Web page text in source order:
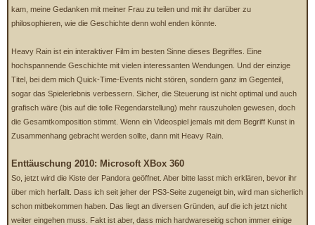
kam, meine Gedanken mit meiner Frau zu teilen und mit ihr darüber zu
philosophieren, wie die Geschichte denn wohl enden könnte.
Heavy Rain ist ein interaktiver Film im besten Sinne dieses Begriffes. Eine
hochspannende Geschichte mit vielen interessanten Wendungen. Und der einzige
Titel, bei dem mich Quick-Time-Events nicht stören, sondern ganz im Gegenteil,
sogar das Spielerlebnis verbessern. Sicher, die Steuerung ist nicht optimal und auch
grafisch wäre (bis auf die tolle Regendarstellung) mehr rauszuholen gewesen, doch
die Gesamtkomposition stimmt. Wenn ein Videospiel jemals mit dem Begriff Kunst in
Zusammenhang gebracht werden sollte, dann mit Heavy Rain.
Enttäuschung 2010: Microsoft XBox 360
So, jetzt wird die Kiste der Pandora geöffnet. Aber bitte lasst mich erklären, bevor ihr
über mich herfallt. Dass ich seit jeher der PS3-Seite zugeneigt bin, wird man sicherlich
schon mitbekommen haben. Das liegt an diversen Gründen, auf die ich jetzt nicht
weiter eingehen muss. Fakt ist aber, dass mich hardwareseitig schon immer einige